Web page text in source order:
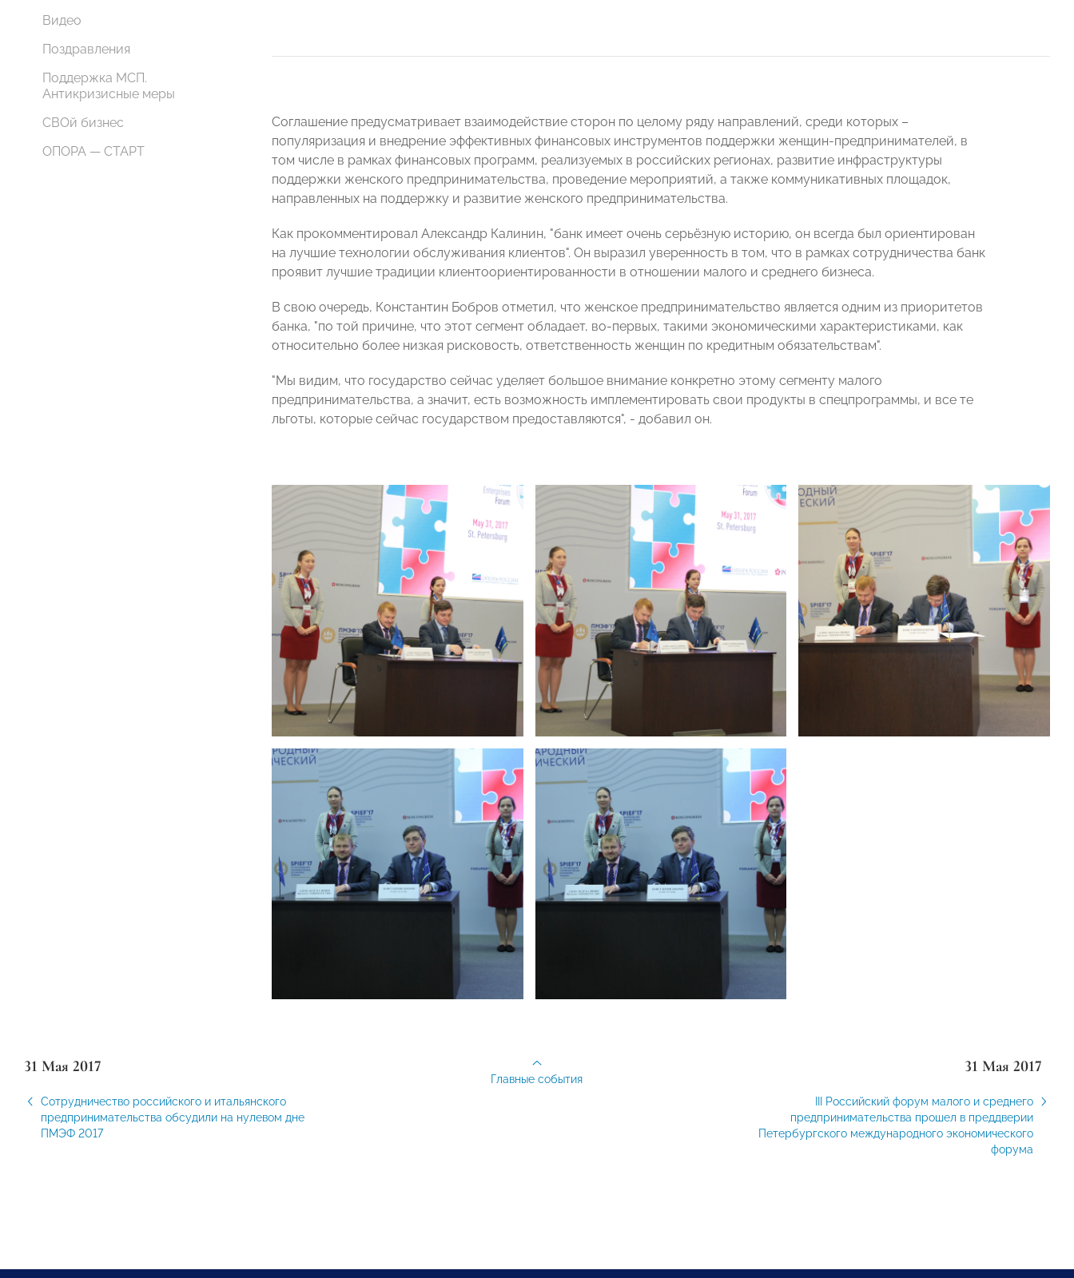
Видео
Поздравления
Поддержка МСП.
Антикризисные меры
СВОй бизнес
ОПОРА — СТАРТ
Соглашение предусматривает взаимодействие сторон по целому ряду направлений, среди которых –
популяризация и внедрение эффективных финансовых инструментов поддержки женщин-предпринимателей, в
том числе в рамках финансовых программ, реализуемых в российских регионах, развитие инфраструктуры
поддержки женского предпринимательства, проведение мероприятий, а также коммуникативных площадок,
направленных на поддержку и развитие женского предпринимательства.
Как прокомментировал Александр Калинин, "банк имеет очень серьёзную историю, он всегда был ориентирован
на лучшие технологии обслуживания клиентов". Он выразил уверенность в том, что в рамках сотрудничества банк
проявит лучшие традиции клиентоориентированности в отношении малого и среднего бизнеса.
В свою очередь, Константин Бобров отметил, что женское предпринимательство является одним из приоритетов
банка, "по той причине, что этот сегмент обладает, во-первых, такими экономическими характеристиками, как
относительно более низкая рисковость, ответственность женщин по кредитным обязательствам".
"Мы видим, что государство сейчас уделяет большое внимание конкретно этому сегменту малого
предпринимательства, а значит, есть возможность имплементировать свои продукты в спецпрограммы, и все те
льготы, которые сейчас государством предоставляются", - добавил он.
31 Мая 2017
Сотрудничество российского и итальянского
предпринимательства обсудили на нулевом дне
ПМЭФ 2017
31 Мая 2017
III Российский форум малого и среднего
предпринимательства прошел в преддверии
Петербургского международного экономического
форума
Главные события